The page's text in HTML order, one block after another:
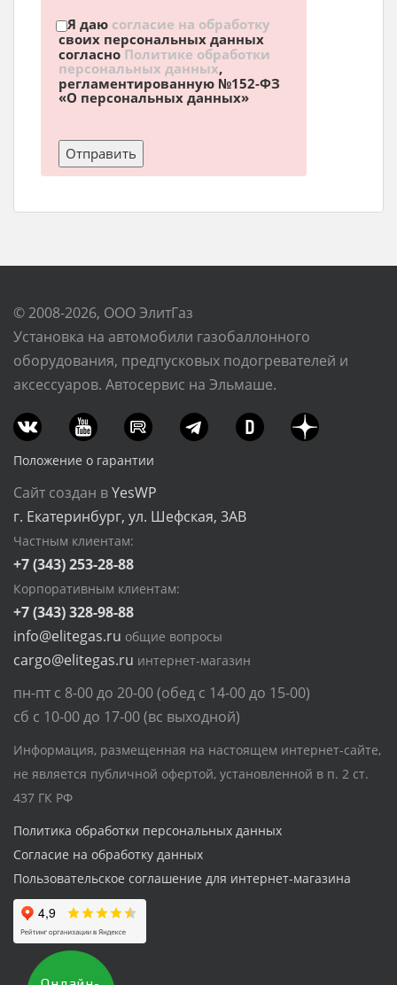
Я даю согласие на обработку
своих персональных данных
согласно Политике обработки
персональных данных,
регламентированную №152-ФЗ
«О персональных данных»
© 2008-2026, ООО ЭлитГаз
Установка на автомобили газобаллонного
оборудования, предпусковых подогревателей и
аксессуаров. Автосервис на Эльмаше.
Положение о гарантии
Сайт создан вYesWP
г. Екатеринбург, ул. Шефская, 3АВ
Частным клиентам:
+7 (343) 253-28-88
Корпоративным клиентам:
+7 (343) 328-98-88
info@elitegas.ru общие вопросы
cargo@elitegas.ru интернет-магазин
пн-пт с 8-00 до 20-00 (обед с 14-00 до 15-00)
сб с 10-00 до 17-00 (вс выходной)
Информация, размещенная на настоящем интернет-сайте,
не является публичной офертой, установленной в п. 2 ст.
437 ГК РФ
Политика обработки персональных данных
Согласие на обработку данных
Пользовательское соглашение для интернет-магазина